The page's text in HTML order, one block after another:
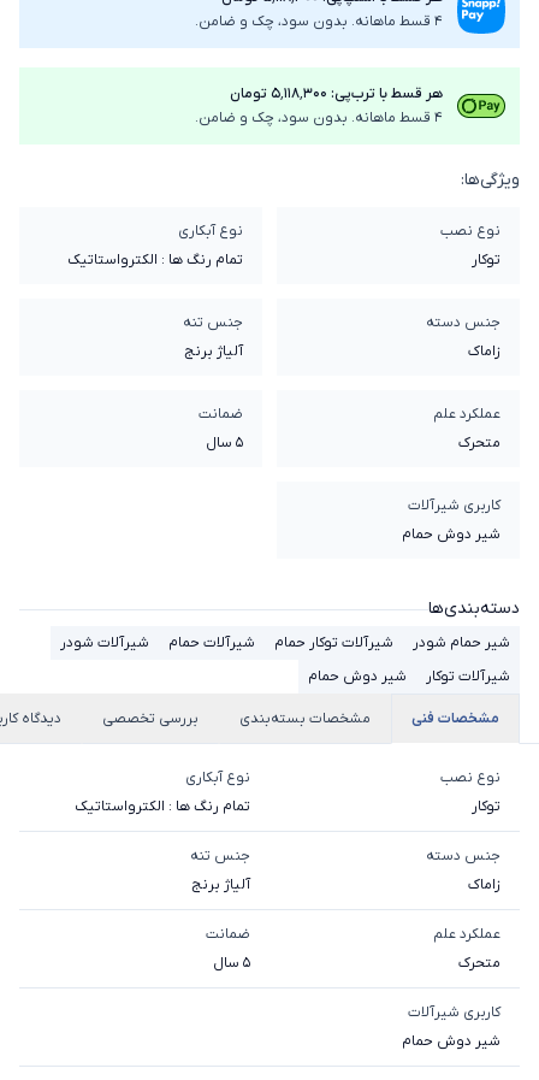
4 قسط ماهانه. بدون سود، چک و ضامن.
هر قسط با ترب‌پی: ۵٬۱۱۸٬۳۰۰ تومان
4 قسط ماهانه. بدون سود، چک و ضامن.
ویژگی‌ها:
نوع نصب
توکار
نوع آبکاری
تمام رنگ ها : الکترواستاتیک
جنس دسته
زاماک
جنس تنه
آلیاژ برنج
عملکرد علم
متحرک
ضمانت
5 سال
کاربری شیرآلات
شیر دوش حمام
دسته‌بندی‌ها
شیر حمام شودر شیرآلات توکار حمام شیرآلات حمام
شیرآلات شودر
شیرآلات توکار
شیر دوش حمام
مشخصات فنی مشخصات بسته‌بندی بررسی تخصصی دیدگاه
نوع نصب
توکار
نوع آبکاری
تمام رنگ ها : الکترواستاتیک
جنس دسته
زاماک
جنس تنه
آلیاژ برنج
عملکرد علم
متحرک
ضمانت
5 سال
کاربری شیرآلات
شیر دوش حمام